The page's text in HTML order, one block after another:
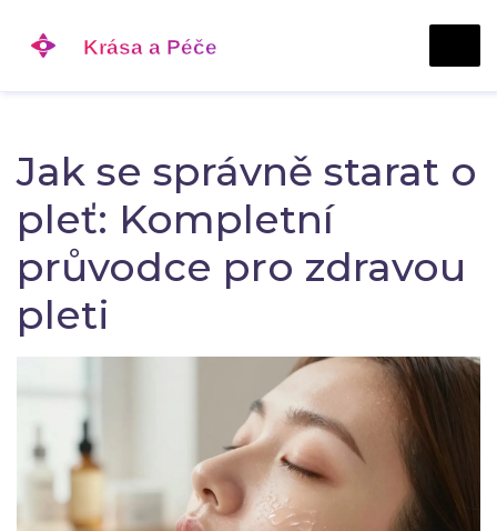
Jak se správně starat o
pleť: Kompletní
průvodce pro zdravou
pleti